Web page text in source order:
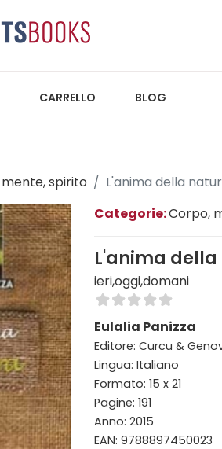
CARRELLO BLOG
spirito
L'anima della
Categorie:Corpo,
L'anima
ieri,oggi,domani
Eulalia Panizza
Editore: Curcu &
Lingua: Italiano
Formato: 15 x 21
Pagine: 191
Anno: 2015
EAN: 9788897450023